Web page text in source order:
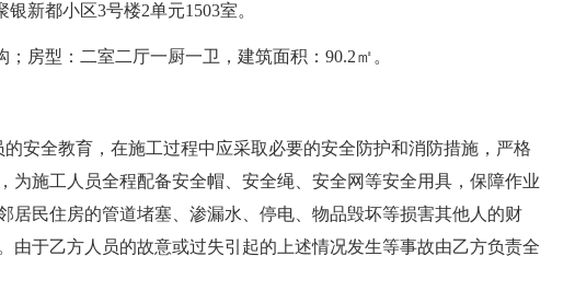
新都小区3号楼2单元1503室。
房型：二室二厅一厨一卫，建筑面积：90.2㎡。
安全教育，在施工过程中应采取必要的安全防护和消防措施，严格
为施工人员全程配备安全帽、安全绳、安全网等安全用具，保障作业
居民住房的管道堵塞、渗漏水、停电、物品毁坏等损害其他人的财
由于乙方人员的故意或过失引起的上述情况发生等事故由乙方负责全